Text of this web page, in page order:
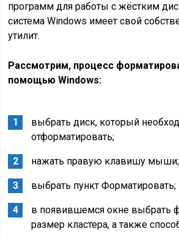
программ для работы с жёстким
система Windows имеет свой
утилит.
Рассмотрим, процесс
помощью Windows:
выбрать диск, который
отформатировать;
нажать правую клавишу мыши;
выбрать пункт Форматировать;
в появившемся окне выбрать
размер кластера, а также